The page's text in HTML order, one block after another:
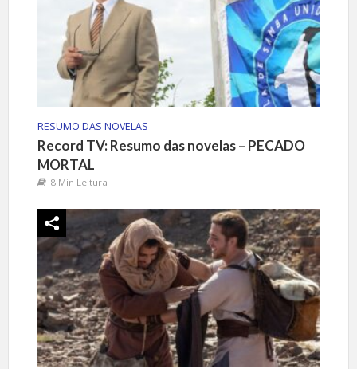
RESUMO DAS NOVELAS
Record TV: Resumo das novelas – PECADO
MORTAL
8 Min Leitura